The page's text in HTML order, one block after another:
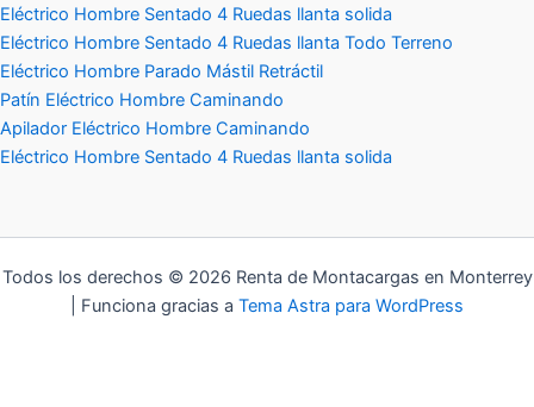
Eléctrico Hombre Sentado 4 Ruedas llanta solida
Eléctrico Hombre Sentado 4 Ruedas llanta Todo Terreno
Eléctrico Hombre Parado Mástil Retráctil
Patín Eléctrico Hombre Caminando
Apilador Eléctrico Hombre Caminando
Eléctrico Hombre Sentado 4 Ruedas llanta solida
Todos los derechos © 2026 Renta de Montacargas en Monterrey
| Funciona gracias a Tema Astra para WordPress